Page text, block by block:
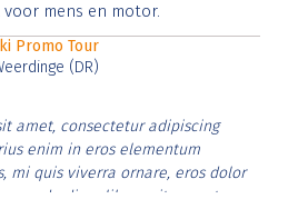
mens en motor.
Promo Tour
(DR)
amet, consectetur adipiscing
enim in eros elementum
mi quis viverra ornare, eros dolor
diam libero vitae erat.